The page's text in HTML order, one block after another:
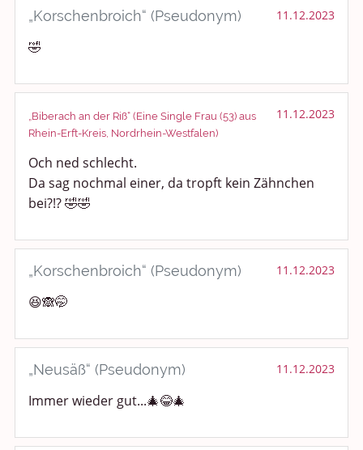
„Korschenbroich“ (Pseudonym) 11.12.2023
🤣
„Biberach an der Riß“ (Eine Single Frau (53) aus
Rhein-Erft-Kreis, Nordrhein-Westfalen)
11.12.2023
Och ned schlecht.
Da sag nochmal einer, da tropft kein Zähnchen
bei?!? 🤣🤣
„Korschenbroich“ (Pseudonym) 11.12.2023
😆🙈🤭
„Neusäß“ (Pseudonym) 11.12.2023
Immer wieder gut...🎄😂🎄